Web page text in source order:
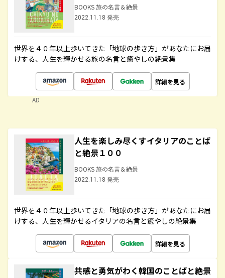
BOOKS 旅の名言＆絶景
2022.11.18 発売
世界を４０年以上歩いてきた「地球の歩き方」があなたにお届
けする、人生を輝かせる旅の名言と癒やしの絶景集
詳細を見る
AD
人生を楽しみ尽くすイタリアのことば
と絶景１００
BOOKS 旅の名言＆絶景
2022.11.18 発売
世界を４０年以上歩いてきた「地球の歩き方」があなたにお届
けする、人生を輝かせるイタリアの名言と癒やしの絶景集
詳細を見る
共感と勇気がわく韓国のことばと絶景